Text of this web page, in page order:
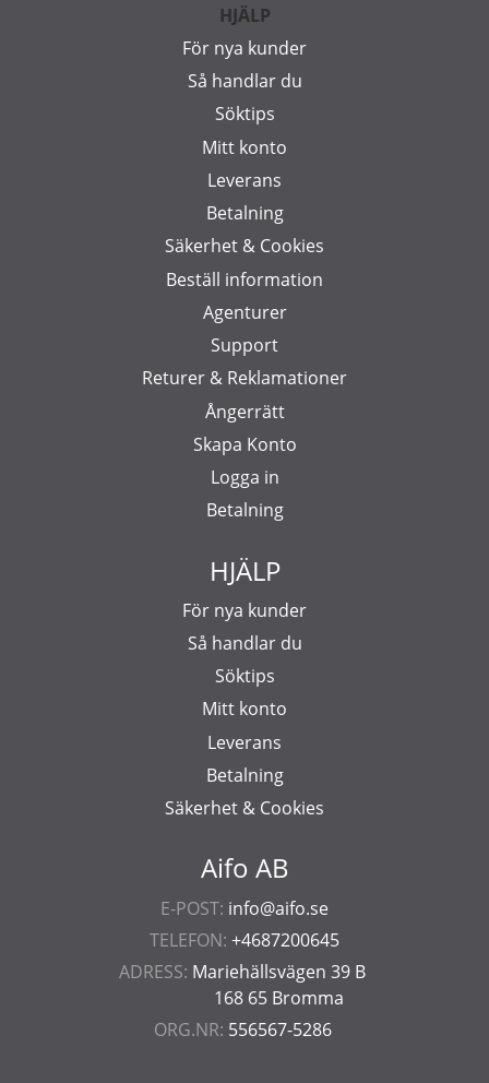
Aifo AB
E-POST: info@aifo.se
TELEFON: +4687200645
ADRESS: Mariehällsvägen 39 B
168 65 Bromma
ORG.NR: 556567-5286
HJÄLP
För nya kunder
Så handlar du
Söktips
Mitt konto
Leverans
Betalning
Säkerhet & Cookies
Beställ information
Agenturer
Support
Returer & Reklamationer
Ångerrätt
Skapa Konto
Logga in
Betalning
HJÄLP
För nya kunder
Så handlar du
Söktips
Mitt konto
Leverans
Betalning
Säkerhet & Cookies